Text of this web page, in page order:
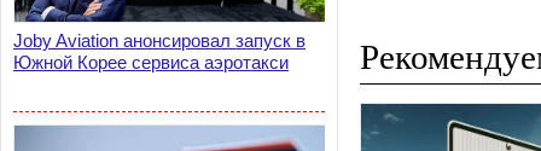
Joby Aviation анонсировал запуск в
Южной Корее сервиса аэротакси